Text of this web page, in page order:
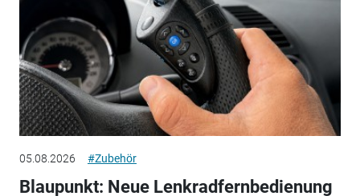
05.08.2026 #Zubehör
Blaupunkt: Neue Lenkradfernbedienung